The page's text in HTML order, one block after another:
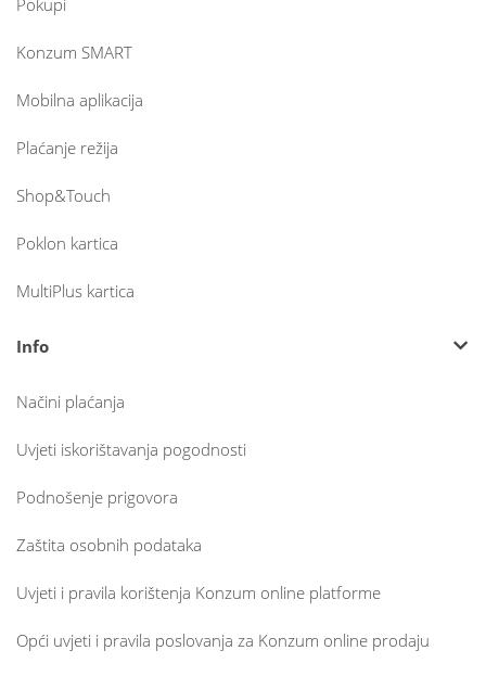
Pokupi
Konzum SMART
Mobilna aplikacija
Plaćanje režija
Shop&Touch
Poklon kartica
MultiPlus kartica
Info
Načini plaćanja
Uvjeti iskorištavanja pogodnosti
Podnošenje prigovora
Zaštita osobnih podataka
Uvjeti i pravila korištenja Konzum online platforme
Opći uvjeti i pravila poslovanja za Konzum online prodaju